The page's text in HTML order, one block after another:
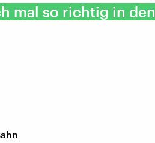
mal so richtig in den